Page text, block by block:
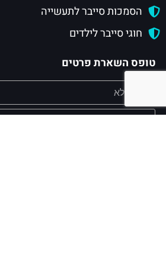
הסמכות סייבר לתעשייה
חוגי סייבר לילדים
טופס השארת פרטים